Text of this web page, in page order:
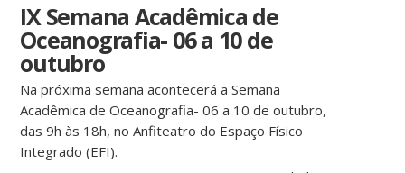
IX Semana Acadêmica de
Oceanografia- 06 a 10 de
outubro
Na próxima semana acontecerá a Semana
Acadêmica de Oceanografia- 06 a 10 de outubro,
das 9h às 18h, no Anfiteatro do Espaço Físico
Integrado (EFI).